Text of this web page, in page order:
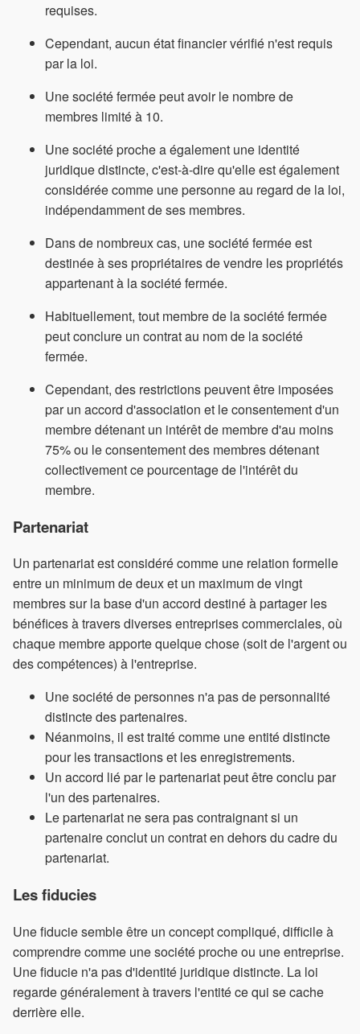
requises.
Cependant, aucun état financier vérifié n'est requis
par la loi.
Une société fermée peut avoir le nombre de
membres limité à 10.
Une société proche a également une identité
juridique distincte, c'est-à-dire qu'elle est également
considérée comme une personne au regard de la loi,
indépendamment de ses membres.
Dans de nombreux cas, une société fermée est
destinée à ses propriétaires de vendre les propriétés
appartenant à la société fermée.
Habituellement, tout membre de la société fermée
peut conclure un contrat au nom de la société
fermée.
Cependant, des restrictions peuvent être imposées
par un accord d'association et le consentement d'un
membre détenant un intérêt de membre d'au moins
75% ou le consentement des membres détenant
collectivement ce pourcentage de l'intérêt du
membre.
Partenariat
Un partenariat est considéré comme une relation formelle
entre un minimum de deux et un maximum de vingt
membres sur la base d'un accord destiné à partager les
bénéfices à travers diverses entreprises commerciales, où
chaque membre apporte quelque chose (soit de l'argent ou
des compétences) à l'entreprise.
Une société de personnes n'a pas de personnalité
distincte des partenaires.
Néanmoins, il est traité comme une entité distincte
pour les transactions et les enregistrements.
Un accord lié par le partenariat peut être conclu par
l'un des partenaires.
Le partenariat ne sera pas contraignant si un
partenaire conclut un contrat en dehors du cadre du
partenariat.
Les fiducies
Une fiducie semble être un concept compliqué, difficile à
comprendre comme une société proche ou une entreprise.
Une fiducie n'a pas d'identité juridique distincte. La loi
regarde généralement à travers l'entité ce qui se cache
derrière elle.